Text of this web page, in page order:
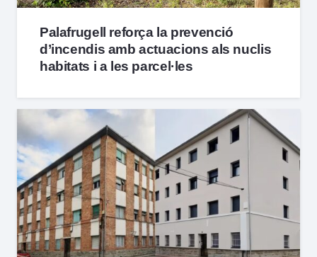
Palafrugell reforça la prevenció
d’incendis amb actuacions als nuclis
habitats i a les parcel·les